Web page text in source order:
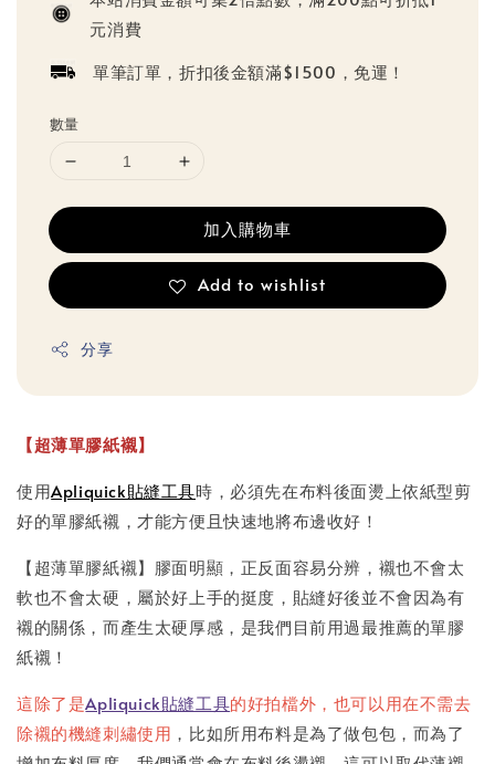
元消費
單筆訂單，折扣後金額滿$1500，免運！
數量
加入購物車
Add to wishlist
分享
【超薄單膠紙襯】
使用Apliquick貼縫工具時，必須先在布料後面燙上依紙型剪
好的單膠紙襯，才能方便且快速地將布邊收好！
【超薄單膠紙襯】膠面明顯，正反面容易分辨，襯也不會太
軟也不會太硬，屬於好上手的挺度，貼縫好後並不會因為有
襯的關係，而產生太硬厚感，是我們目前用過最推薦的單膠
紙襯！
這除了是Apliquick貼縫工具的好拍檔外，也可以用在不需去
除襯的機縫刺繡使用 ，比如所用布料是為了做包包，而為了